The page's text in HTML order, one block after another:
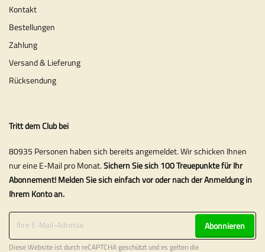
Kontakt
Bestellungen
Zahlung
Versand & Lieferung
Rücksendung
Tritt dem Club bei
80935 Personen haben sich bereits angemeldet. Wir schicken Ihnen
nur eine E-Mail pro Monat.Sichern Sie sich 100 Treuepunkte für Ihr
Abonnement! Melden Sie sich einfach vor oder nach der Anmeldung in
Ihrem Konto an.
Abonnieren
Diese Website ist durch reCAPTCHA geschützt und es gelten die